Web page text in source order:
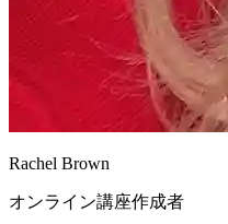
Rachel Brown
オンライン講座作成者